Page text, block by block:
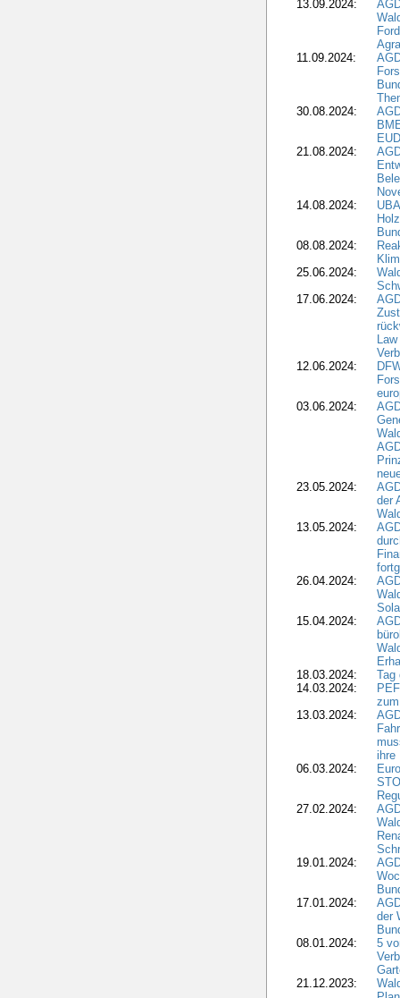
13.09.2024:
11.09.2024:
30.08.2024:
21.08.2024:
14.08.2024:
08.08.2024:
25.06.2024:
17.06.2024:
12.06.2024:
03.06.2024:
23.05.2024:
der
13.05.2024:
26.04.2024:
15.04.2024:
18.03.2024:
Tag
14.03.2024:
13.03.2024:
ihre
06.03.2024:
27.02.2024:
19.01.2024:
17.01.2024:
der
08.01.2024:
5
21.12.2023: